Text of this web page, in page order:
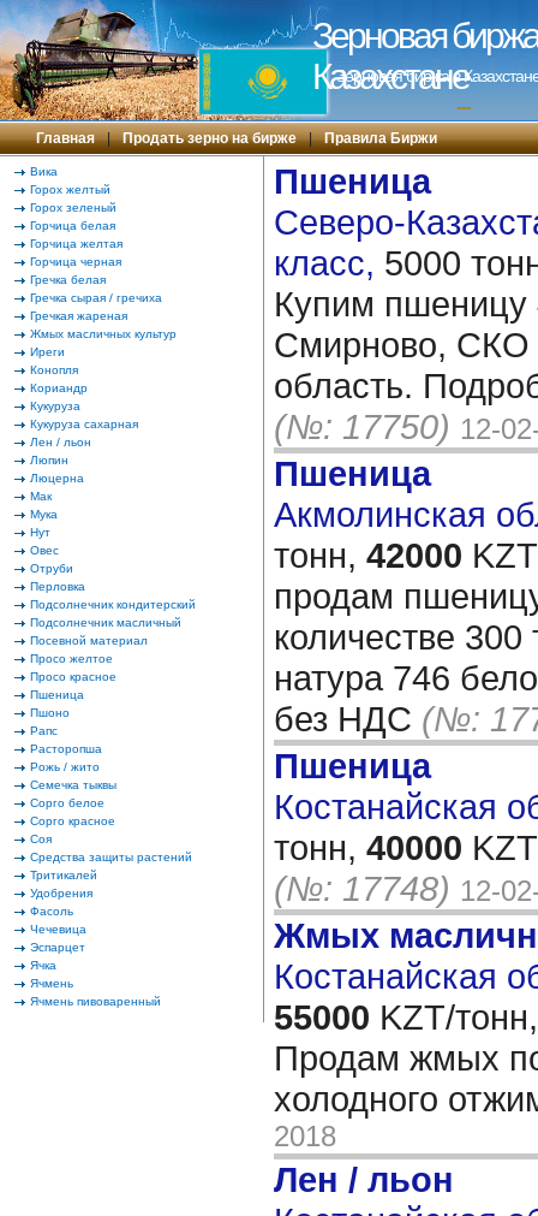
Зерновая
Казахстане
Зерновая биржа в
---
Главная | Продать зерно на бирже | Правила Биржи
Вика
Горох желтый
Горох зеленый
Горчица белая
Горчица желтая
Горчица черная
Гречка белая
Гречка сырая / гречиха
Гречкая жареная
Жмых масличных культур
Иреги
Конопля
Кориандр
Кукуруза
Кукуруза сахарная
Лен / льон
Люпин
Люцерна
Мак
Мука
Нут
Овес
Отруби
Перловка
Подсолнечник кондитерский
Подсолнечник масличный
Посевной материал
Просо желтое
Просо красное
Пшеница
Пшоно
Рапс
Расторопша
Рожь / жито
Семечка тыквы
Сорго белое
Сорго красное
Соя
Средства защиты растений
Тритикалей
Удобрения
Фасоль
Чечевица
Эспарцет
Ячка
Ячмень
Ячмень пивоваренный
Пшеница
Северо-
класс, 5000
Купим пшеницу
Смирново, СКО
область.
(№: 17750) 12-
Пшеница
Акмолинская
тонн, 42000
продам
количестве
натура 746
без НДС (№:
Пшеница
Костанайская
тонн, 40000
(№: 17748) 12-
Жмых
Костанайская
55000 KZT/тонн,
Продам жмых
холодного
2018
Лен / льон